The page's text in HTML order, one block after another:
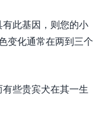
此基因，则您的小
变化通常在两到三个
些贵宾犬在其一生